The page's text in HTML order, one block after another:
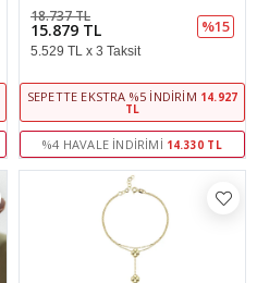
15.879 TL
18.737 TL
%15
5.529 TL x 3 Taksit
SEPETTE EKSTRA %5 İNDIRIM 14.927
TL
%4 HAVALE İNDIRIMI 14.330 TL